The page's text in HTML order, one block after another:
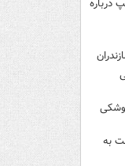
درباره
به